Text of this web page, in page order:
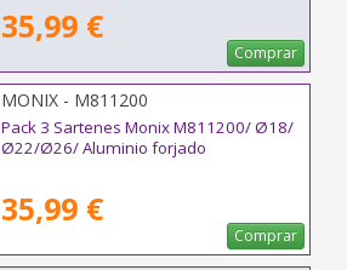
35,99 €
Comprar
MONIX - M811200
Pack 3 Sartenes Monix M811200/ Ø18/
Ø22/Ø26/ Aluminio forjado
35,99 €
Comprar